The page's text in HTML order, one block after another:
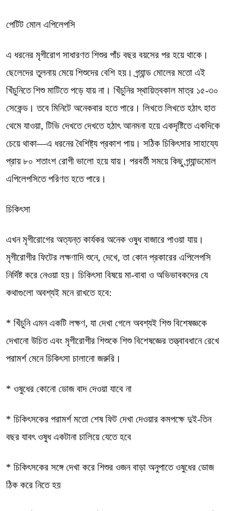
পেটিট মোল এপিলেপসি
এ ধরনের মৃগীরোগ সাধারণত শিশুর পাঁচ বছর বয়সের পর হয়ে থাকে।
ছেলেদের তুলনায় মেয়ে শিশুদের বেশি হয়। গ্র্যান্ড মোলের মতো এই
খিঁচুনিতে শিশু মাটিতে পড়ে যায় না। খিঁচুনির স্থায়িত্বকাল মাত্র ১৫-৩০
সেকেন্ড। তবে মিনিটে অনেকবার হতে পারে। লিখতে লিখতে হঠাৎ হাত
থেমে যাওয়া, টিভি দেখতে দেখতে হঠাৎ আনমনা হয়ে একদৃষ্টিতে একদিকে
চেয়ে থাকা—এ ধরনের বৈশিষ্ট্য প্রকাশ পায়। সঠিক চিকিৎসার সাহায্যে
প্রায় ৮০ শতাংশ রোগী ভালো হয়ে যায়। পরবর্তী সময়ে কিছু গ্র্যান্ডমোল
এপিলেপসিতে পরিণত হতে পারে।
চিকিৎসা
এখন মৃগীরোগের অত্যন্ত কার্যকর অনেক ওষুধ বাজারে পাওয়া যায়।
মৃগীরোগীর ফিটের লক্ষণাদি শুনে, দেখে, তা কোন প্রকারের এপিলেপসি
নির্দিষ্ট করে নেওয়া হয়। চিকিৎসা বিষয়ে মা-বাবা ও অভিভাবকদের যে
কথাগুলো অবশ্যই মনে রাখতে হবে:
* খিঁচুনি এমন একটি লক্ষণ, যা দেখা গেলে অবশ্যই শিশু বিশেষজ্ঞকে
দেখানো উচিত এবং মৃগীরোগীর শিশুকে শিশু বিশেষজ্ঞের তত্ত্বাবধানে রেখে
পরামর্শ মেনে চিকিৎসা চালানো জরুরি।
* ওষুধের কোনো ডোজ বাদ দেওয়া যাবে না
* চিকিৎসকের পরামর্শ মতো শেষ ফিট দেখা দেওয়ার কমপক্ষে দুই-তিন
বছর যাবৎ ওষুধ একটানা চালিয়ে যেতে হবে
* চিকিৎসকের সঙ্গে দেখা করে শিশুর ওজন বাড়া অনুপাতে ওষুধের ডোজ
ঠিক করে নিতে হয়